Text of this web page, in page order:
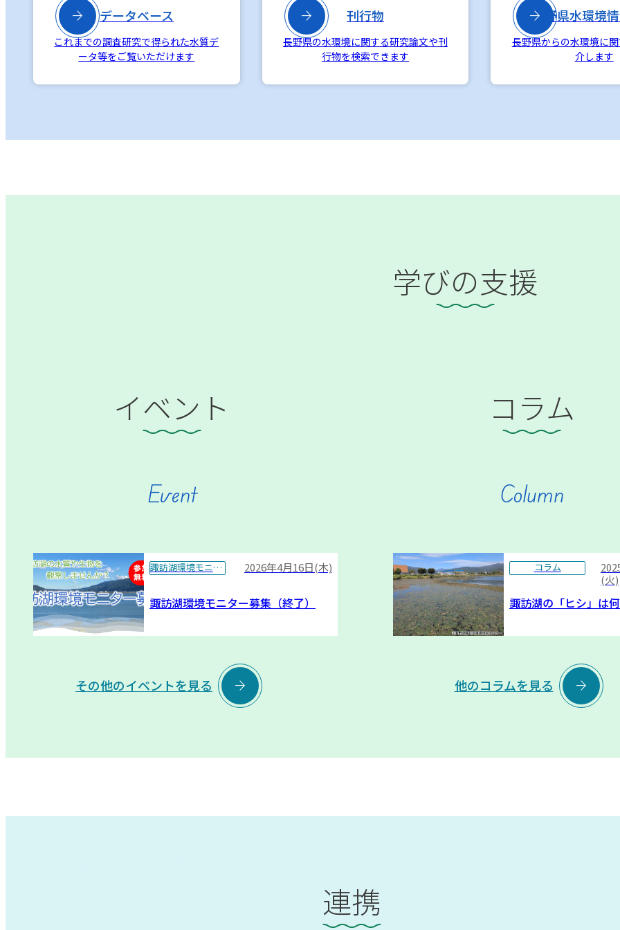
 データベース
これまでの調査研究で得られた水質デ
ータ等をご覧いただけます
 刊行物
長野県の水環境に関する研究論文や刊
行物を検索できます

長野県水環境
長野県からの水環境に
介します
学びの支援
イベント
Event
諏訪湖環境モニター 2026年4月16日(木)
諏訪湖環境モニター募集（終了）
その他のイベントを見る 
コラム
Column
コラム
(火)
諏訪湖の「ヒシ」は
他のコラムを見る 
連携